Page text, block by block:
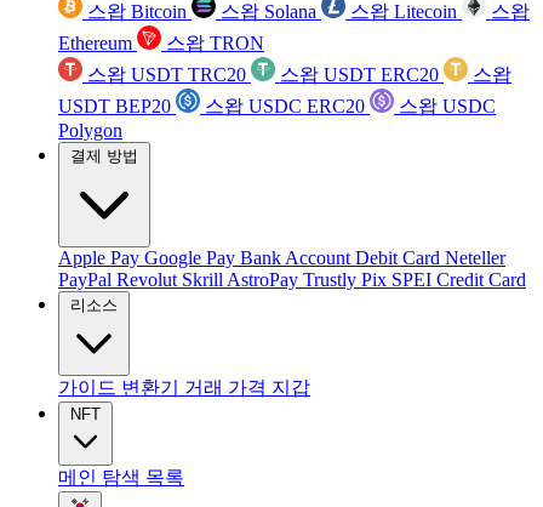
스왑 Bitcoin 스왑 Solana 스왑 Litecoin
스왑
Ethereum
스왑 TRON
스왑 USDT TRC20
스왑 USDT ERC20
스왑
USDT BEP20
스왑 USDC ERC20
스왑 USDC
Polygon
결제 방법
Apple Pay Google Pay Bank Account Debit Card Neteller
PayPal Revolut Skrill AstroPay Trustly Pix SPEI Credit Card
리소스
가이드 변환기 거래 가격 지갑
NFT
메인 탐색 목록